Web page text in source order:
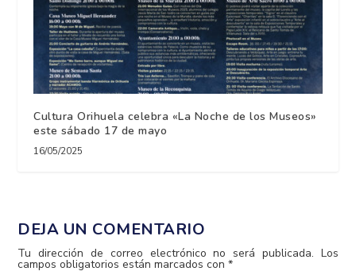
Cultura Orihuela celebra «La Noche de los Museos»
este sábado 17 de mayo
16/05/2025
DEJA UN COMENTARIO
Tu dirección de correo electrónico no será publicada. Los
campos obligatorios están marcados con*